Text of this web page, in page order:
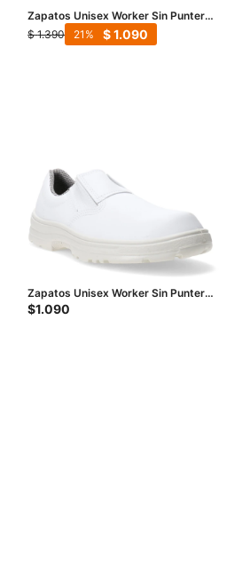
Zapatos Unisex Worker Sin Puntera
- Negro
$ 1.390 $1.090
21
Zapatos Unisex Worker Sin Puntera
- Blanco
$1.090